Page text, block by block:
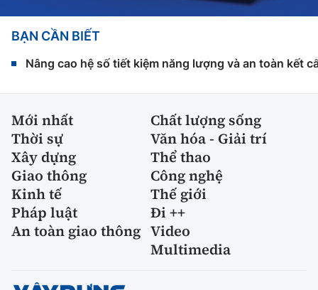
BẠN CẦN BIẾT
Nâng cao hệ số tiết kiệm năng lượng và an toàn kết
Mới nhất
Chất lượng sống
Thời sự
Văn hóa - Giải trí
Xây dựng
Thể thao
Giao thông
Công nghệ
Kinh tế
Thế giới
Pháp luật
Đi ++
An toàn giao thông Video
Multimedia